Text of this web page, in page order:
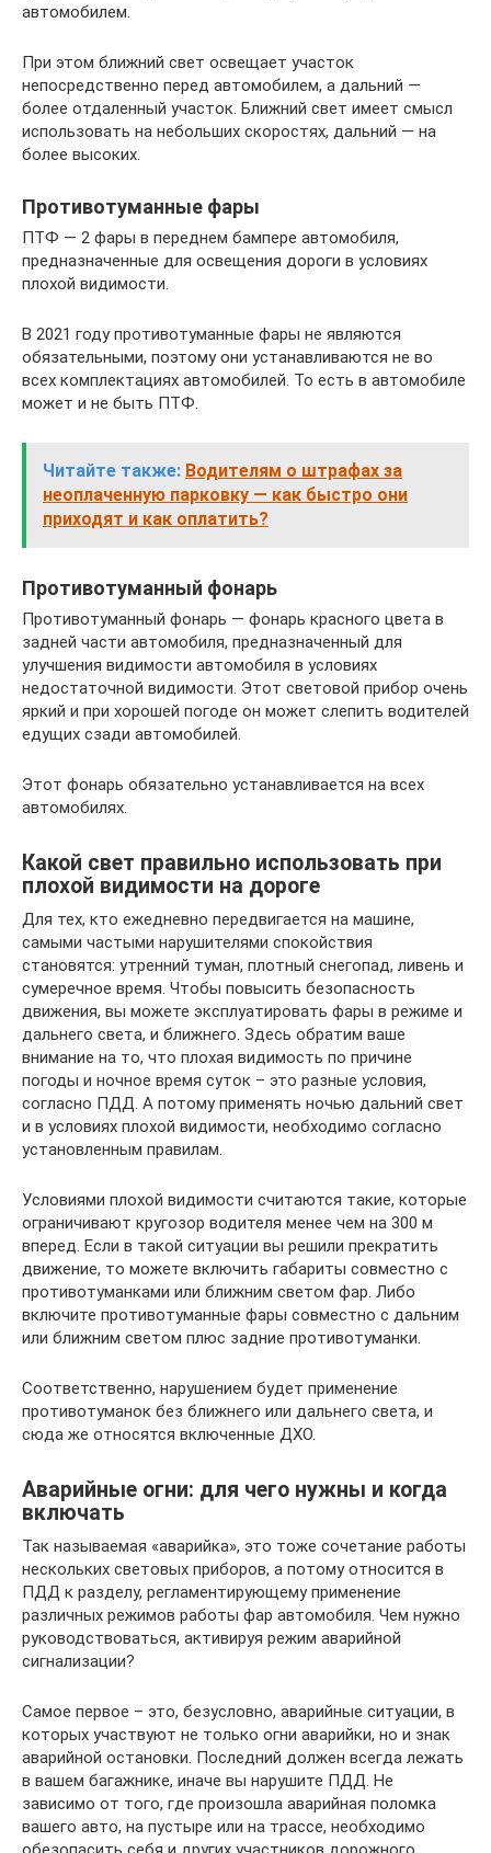
автомобилем.
При этом ближний свет освещает участок
непосредственно перед автомобилем, а дальний —
более отдаленный участок. Ближний свет имеет смысл
использовать на небольших скоростях, дальний — на
более высоких.
Противотуманные фары
ПТФ — 2 фары в переднем бампере автомобиля,
предназначенные для освещения дороги в условиях
плохой видимости.
В 2021 году противотуманные фары не являются
обязательными, поэтому они устанавливаются не во
всех комплектациях автомобилей. То есть в автомобиле
может и не быть ПТФ.
Читайте также: Водителям о штрафах за
неоплаченную парковку — как быстро они
приходят и как оплатить?
Противотуманный фонарь
Противотуманный фонарь — фонарь красного цвета в
задней части автомобиля, предназначенный для
улучшения видимости автомобиля в условиях
недостаточной видимости. Этот световой прибор очень
яркий и при хорошей погоде он может слепить водителей
едущих сзади автомобилей.
Этот фонарь обязательно устанавливается на всех
автомобилях.
Какой свет правильно использовать при
плохой видимости на дороге
Для тех, кто ежедневно передвигается на машине,
самыми частыми нарушителями спокойствия
становятся: утренний туман, плотный снегопад, ливень и
сумеречное время. Чтобы повысить безопасность
движения, вы можете эксплуатировать фары в режиме и
дальнего света, и ближнего. Здесь обратим ваше
внимание на то, что плохая видимость по причине
погоды и ночное время суток – это разные условия,
согласно ПДД. А потому применять ночью дальний свет
и в условиях плохой видимости, необходимо согласно
установленным правилам.
Условиями плохой видимости считаются такие, которые
ограничивают кругозор водителя менее чем на 300 м
вперед. Если в такой ситуации вы решили прекратить
движение, то можете включить габариты совместно с
противотуманками или ближним светом фар. Либо
включите противотуманные фары совместно с дальним
или ближним светом плюс задние противотуманки.
Соответственно, нарушением будет применение
противотуманок без ближнего или дальнего света, и
сюда же относятся включенные ДХО.
Аварийные огни: для чего нужны и когда
включать
Так называемая «аварийка», это тоже сочетание работы
нескольких световых приборов, а потому относится в
ПДД к разделу, регламентирующему применение
различных режимов работы фар автомобиля. Чем нужно
руководствоваться, активируя режим аварийной
сигнализации?
Самое первое – это, безусловно, аварийные ситуации, в
которых участвуют не только огни аварийки, но и знак
аварийной остановки. Последний должен всегда лежать
в вашем багажнике, иначе вы нарушите ПДД. Не
зависимо от того, где произошла аварийная поломка
вашего авто, на пустыре или на трассе, необходимо